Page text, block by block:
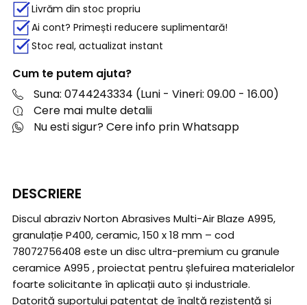
Livrăm din stoc propriu
Ai cont? Primești reducere suplimentară!
Stoc real, actualizat instant
Cum te putem ajuta?
Suna: 0744243334 (Luni - Vineri: 09.00 - 16.00)
Cere mai multe detalii
Nu esti sigur? Cere info prin Whatsapp
DESCRIERE
Discul abraziv Norton Abrasives Multi-Air Blaze A995,
granulație P400, ceramic, 150 x 18 mm – cod
78072756408 este un disc ultra-premium cu granule
ceramice A995 , proiectat pentru șlefuirea materialelor
foarte solicitante în aplicații auto și industriale.
Datorită suportului patentat de înaltă rezistență și